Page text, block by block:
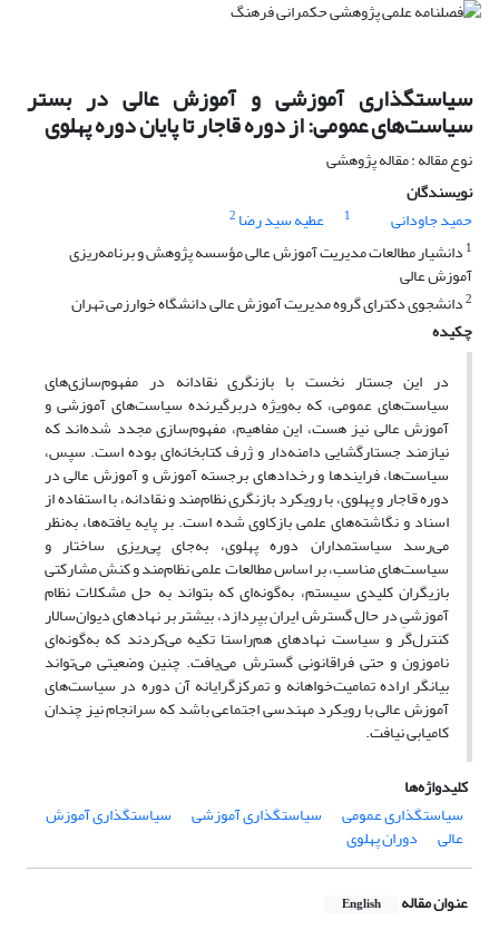
سیاستگذاری آموزشی و آموزش عالی در بستر
سیاست‌های عمومی: از دوره قاجار تا پایان دوره پهلوی
نوع مقاله : مقاله پژوهشی
نویسندگان
حمید جاودانی
1 عطیه سید رضا 2
1 دانشیار مطالعات مدیریت آموزش عالی مؤسسه پژوهش و برنامه‌ریزی
آموزش عالی
2دانشجوی دکترای گروه مدیریت آموزش عالی دانشگاه خوارزمی تهران
چکیده
در این جستار نخست با بازنگری نقادانه در مفهوم‌سازی‌های
سیاست‌های عمومی، که به‌ویژه دربرگیرنده سیاست‌های آموزشی و
آموزش عالی نیز هست، این مفاهیم، مفهوم‌سازی مجدد شده‌اند که
نیازمند جستارگشایی دامنه‌دار و ژرف کتابخانه‌ای بوده است. سپس،
سیاست‌ها، فرایندها و رخدادهای برجسته آموزش و آموزش عالی در
دوره قاجار و پهلوی، با رویکرد بازنگری نظام‌مند و نقادانه، با استفاده از
اسناد و نگاشته‌های علمی بازکاوی شده است. بر پایه یافته‌ها، به‌نظر
می‌رسد سیاستمداران دوره پهلوی، به‌جای پی‌ریزی ساختار و
سیاست‌های مناسب، بر اساس مطالعات علمی نظام‌مند و کنش مشارکتی
بازیگران کلیدی سیستم، به‌گونه‌ای که بتواند به حل مشکلات نظام
آموزشیِ در حال گسترش ایران بپردازد، بیشتر بر نهادهای دیوان‌سالار
کنترل‌گر و سیاست نهادهای هم‌راستا تکیه می‌کردند که به‌گونه‌ای
ناموزون و حتی فراقانونی گسترش می‌یافت. چنین وضعیتی می‌تواند
بیانگر اراده تمامیت‌خواهانه و تمرکزگرایانه آن دوره در سیاست‌های
آموزش عالی با رویکرد مهندسی اجتماعی باشد که سرانجام نیز چندان
کامیابی نیافت.
کلیدواژه‌ها
سیاستگذاری عمومی
سیاستگذاری آموزشی سیاستگذاری آموزش
عالی دوران پهلوی
عنوان مقاله English